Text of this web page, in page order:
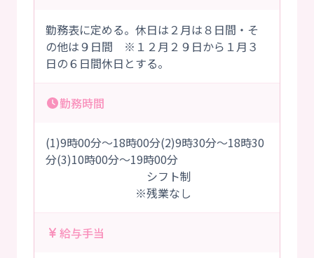
勤務表に定める。休日は２月は８日間・そ
の他は９日間 ※１２月２９日から１月３
日の６日間休日とする。
勤務時間
(1)9時00分～18時00分(2)9時30分～18時30
分(3)10時00分～19時00分
シフト制
※残業なし
給与手当